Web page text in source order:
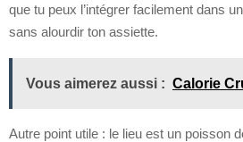
que tu peux l’intégrer facilement dans
sans alourdir ton assiette.
Vous aimerez aussi : Calorie
Autre point utile : le lieu est un poisson